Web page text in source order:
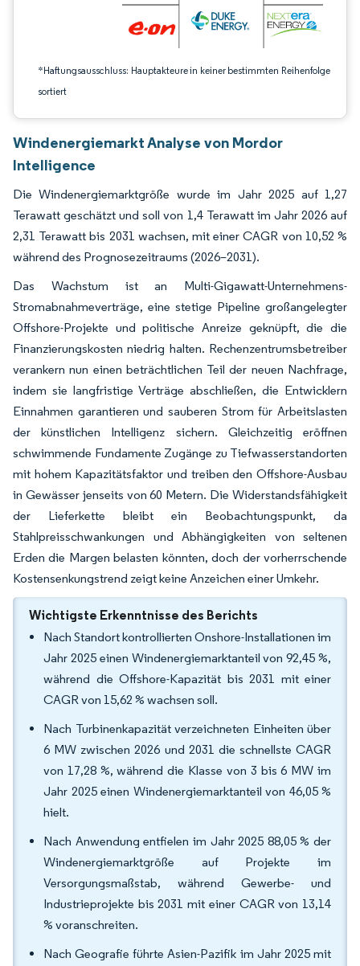
*Haftungsausschluss: Hauptakteure in keiner bestimmten Reihenfolge
sortiert
Windenergiemarkt Analyse von Mordor
Intelligence
Die Windenergiemarktgröße wurde im Jahr 2025 auf 1,27
Terawatt geschätzt und soll von 1,4 Terawatt im Jahr 2026 auf
2,31 Terawatt bis 2031 wachsen, mit einer CAGR von 10,52 %
während des Prognosezeitraums (2026–2031).
Das Wachstum ist an Multi-Gigawatt-Unternehmens-
Stromabnahmeverträge, eine stetige Pipeline großangelegter
Offshore-Projekte und politische Anreize geknüpft, die die
Finanzierungskosten niedrig halten. Rechenzentrumsbetreiber
verankern nun einen beträchtlichen Teil der neuen Nachfrage,
indem sie langfristige Verträge abschließen, die Entwicklern
Einnahmen garantieren und sauberen Strom für Arbeitslasten
der künstlichen Intelligenz sichern. Gleichzeitig eröffnen
schwimmende Fundamente Zugänge zu Tiefwasserstandorten
mit hohem Kapazitätsfaktor und treiben den Offshore-Ausbau
in Gewässer jenseits von 60 Metern. Die Widerstandsfähigkeit
der Lieferkette bleibt ein Beobachtungspunkt, da
Stahlpreisschwankungen und Abhängigkeiten von seltenen
Erden die Margen belasten könnten, doch der vorherrschende
Kostensenkungstrend zeigt keine Anzeichen einer Umkehr.
Wichtigste Erkenntnisse des Berichts
Nach Standort kontrollierten Onshore-Installationen im
Jahr 2025 einen Windenergiemarktanteil von 92,45 %,
während die Offshore-Kapazität bis 2031 mit einer
CAGR von 15,62 % wachsen soll.
Nach Turbinenkapazität verzeichneten Einheiten über
6 MW zwischen 2026 und 2031 die schnellste CAGR
von 17,28 %, während die Klasse von 3 bis 6 MW im
Jahr 2025 einen Windenergiemarktanteil von 46,05 %
hielt.
Nach Anwendung entfielen im Jahr 2025 88,05 % der
Windenergiemarktgröße auf Projekte im
Versorgungsmaßstab, während Gewerbe- und
Industrieprojekte bis 2031 mit einer CAGR von 13,14
% voranschreiten.
Nach Geografie führte Asien-Pazifik im Jahr 2025 mit